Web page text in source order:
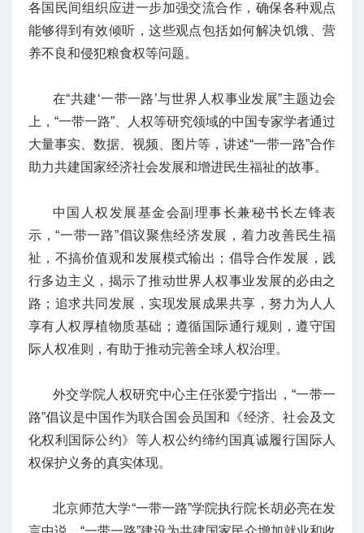
各国民间组织应进一步加强交流合作，确保各种观点
能够得到有效倾听，这些观点包括如何解决饥饿、营
养不良和侵犯粮食权等问题。
在“共建‘一带一路’与世界人权事业发展”主题边会
上，“一带一路”、人权等研究领域的中国专家学者通过
大量事实、数据、视频、图片等，讲述“一带一路”合作
助力共建国家经济社会发展和增进民生福祉的故事。
中国人权发展基金会副理事长兼秘书长左锋表
示，“一带一路”倡议聚焦经济发展，着力改善民生福
祉，不搞价值观和发展模式输出；倡导合作发展，践
行多边主义，揭示了推动世界人权事业发展的必由之
路；追求共同发展，实现发展成果共享，努力为人人
享有人权厚植物质基础；遵循国际通行规则，遵守国
际人权准则，有助于推动完善全球人权治理。
外交学院人权研究中心主任张爱宁指出，“一带一
路”倡议是中国作为联合国会员国和《经济、社会及文
化权利国际公约》等人权公约缔约国真诚履行国际人
权保护义务的真实体现。
北京师范大学“一带一路”学院执行院长胡必亮在发